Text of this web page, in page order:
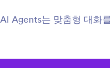
Agents는 맞춤형 대화